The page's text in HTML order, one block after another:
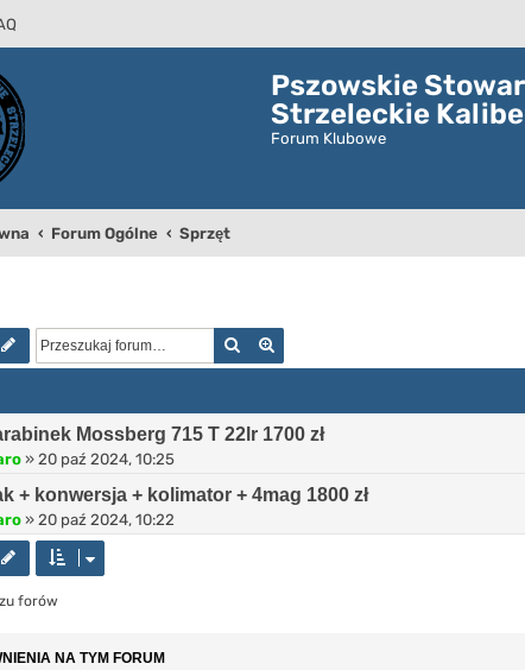
Pszowskie
Strzeleckie
Forum Klubowe
Forum Ogólne Sprzęt
Szukaj
Mossberg 715 T 22lr 1700 zł
» 20 paź 2024, 10:25
+ konwersja + kolimator + 4mag 1800 zł
» 20 paź 2024, 10:22
forów
NA TYM FORUM